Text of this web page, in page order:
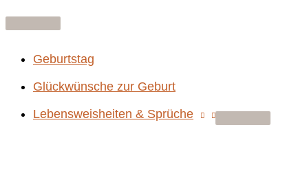
Zum
springen
Above
Geburtstag
Glückwünsche zur Geburt
Lebensweisheiten & Sprüche